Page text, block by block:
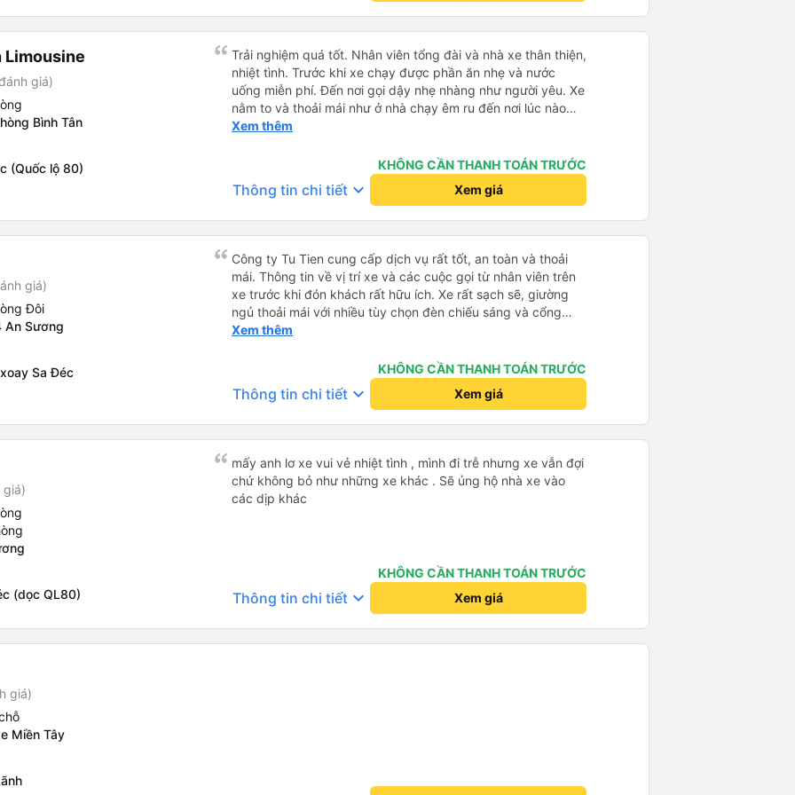
Limousine
giá)
Bình Tân
(Quốc lộ 80)
Trải nghiệm quá tốt. Nhân viên tổng đài và nhà xe thân thiện,
nhiệt tình. Trước khi xe chạy được phần ăn nhẹ và nước
uống miễn phí. Đến nơi gọi dậy nhẹ nhàng như người yêu. Xe
nằm to và thoải mái như ở nhà chạy êm ru đến nơi lúc nào
không hay luôn. I had very good experience with this bus
the bus, we were offered light meals and drinks. When the
bus has arrived, the staff woke us up as they were waking
up up their lovers. If you are foreigners and planning to take
Xem thêm
KHÔNG CẦN THANH TOÁN TRƯỚC
Thông tin chi tiết keyboard_arrow_down Xem giá
giá)
Đôi
An Sương
Sa Đéc
Công ty Tu Tien cung cấp dịch vụ rất tốt, an toàn và thoải
mái. Thông tin về vị trí xe và các cuộc gọi từ nhân viên trên
xe trước khi đón khách rất hữu ích. Xe rất sạch sẽ, giường
ngủ thoải mái với nhiều tùy chọn đèn chiếu sáng và cổng
USB được đặt ở vị trí thuận tiện. Nhân viên rất lịch sự và xe
Xem thêm
KHÔNG CẦN THANH TOÁN TRƯỚC
Thông tin chi tiết keyboard_arrow_down Xem giá
giá)
(dọc QL80)
mấy anh lơ xe vui vẻ nhiệt tình , mình đi trễ nhưng xe vẫn đợi
chứ không bỏ như những xe khác . Sẽ ủng hộ nhà xe vào
các dịp khác
KHÔNG CẦN THANH TOÁN TRƯỚC
Thông tin chi tiết keyboard_arrow_down Xem giá
giá)
Miền Tây